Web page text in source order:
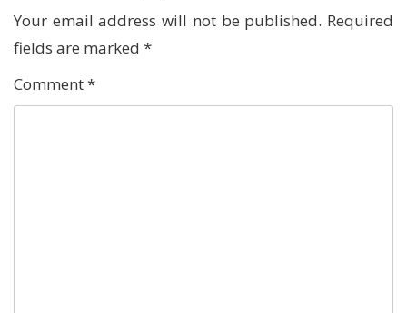
Your email address will not be published. Required
fields are marked *
Comment*